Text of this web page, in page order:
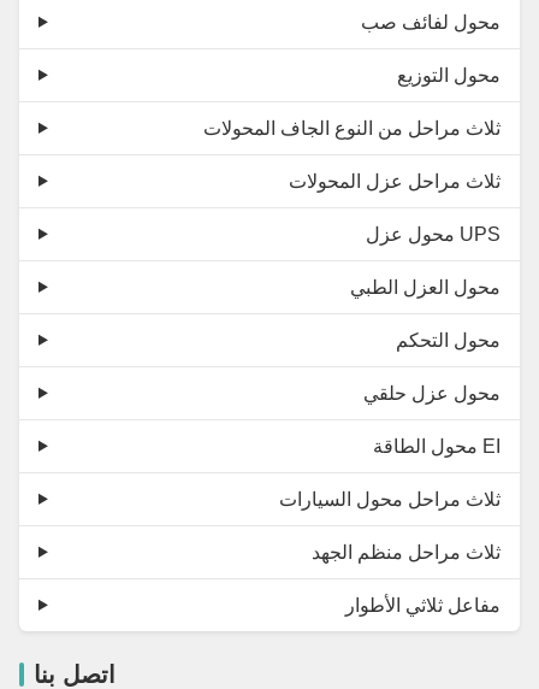
محول لفائف صب
محول التوزيع
ثلاث مراحل من النوع الجاف المحولات
ثلاث مراحل عزل المحولات
محول عزل UPS
محول العزل الطبي
محول التحكم
محول عزل حلقي
محول الطاقة EI
ثلاث مراحل محول السيارات
ثلاث مراحل منظم الجهد
مفاعل ثلاثي الأطوار
اتصل بنا